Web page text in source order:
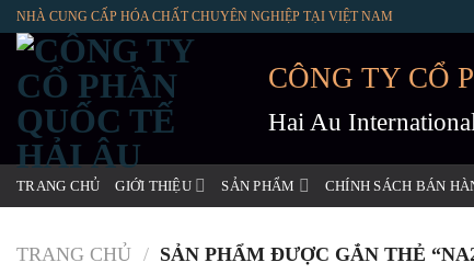
Skip
content
NHÀ CUNG CẤP HÓA CHẤT CHUYÊN NGHIỆP TẠI VIỆT NAM
CÔNG TY CỔ
Hai Au
TRANG CHỦ GIỚI THIỆU SẢN PHẨM CHÍNH SÁCH BÁN
TRANG CHỦ / SẢN PHẨM ĐƯỢC GẮN THẺ